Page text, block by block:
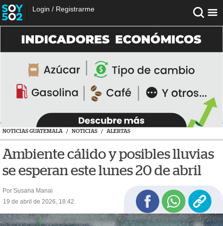
Login / Registrarme
NOTICIAS GUATEMALA / NOTICIAS / ALERTAS
Ambiente cálido y posibles lluvias
se esperan este lunes 20 de abril
Por Susana Manai
19 de abril de 2026, 18:42